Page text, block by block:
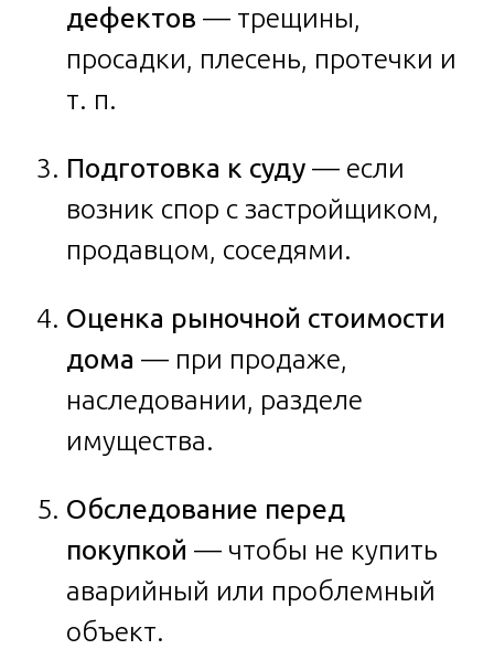
дефектов — трещины,
просадки, плесень, протечки и
т. п.
Подготовка к суду — если
возник спор с застройщиком,
продавцом, соседями.
Оценка рыночной стоимости
дома — при продаже,
наследовании, разделе
имущества.
Обследование перед
покупкой — чтобы не купить
аварийный или проблемный
объект.